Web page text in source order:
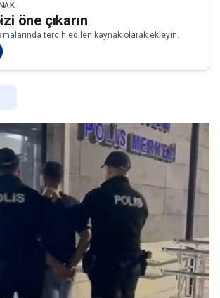
öne çıkarın
tercih edilen kaynak olarak ekleyin.